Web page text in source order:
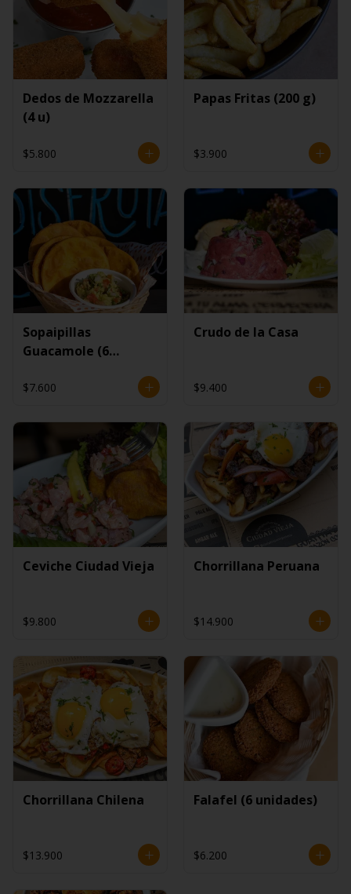
Dedos de Mozzarella
(4 u)
$5.800
Papas Fritas (200 g)
$3.900
Sopaipillas
Guacamole (6
$7.600
Crudo de la Casa
$9.400
Ceviche Ciudad Vieja
$9.800
Chorrillana Peruana
$14.900
Chorrillana Chilena
$13.900
Falafel (6 unidades)
$6.200